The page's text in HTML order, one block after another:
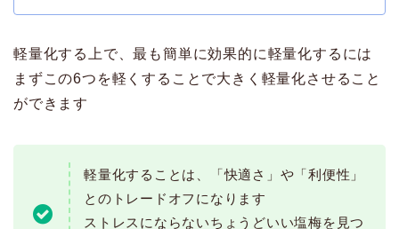
軽量化する上で、最も簡単に効果的に軽量化するには
まずこの6つを軽くすることで大きく軽量化させること
ができます
軽量化することは、「快適さ」や「利便性」
とのトレードオフになります
ストレスにならないちょうどいい塩梅を見つ